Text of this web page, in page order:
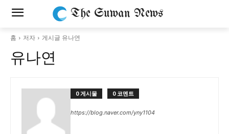
The Suwan News
홈 저자 게시글 유나연
유나연
0 게시물 0 코멘트
https://blog.naver.com/yny1104